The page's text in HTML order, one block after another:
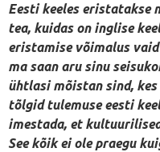
Eesti keeles eristatakse
tea, kuidas on inglise
eristamise võimalus
ma saan aru sinu
ühtlasi mõistan sind,
tõlgid tulemuse eesti
imestada, et
See kõik ei ole praegu